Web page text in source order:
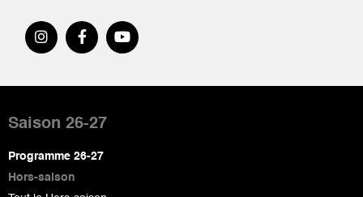
de
page
Saison 26-27
Programme 26-27
Hors-saison